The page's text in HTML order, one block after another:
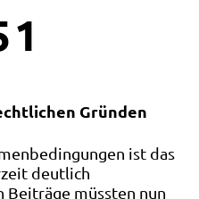
1
Gründen
ist das
deutlich
Beiträge müssten nun